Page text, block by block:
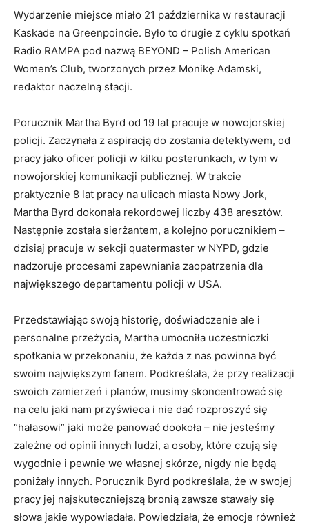
Wydarzenie miejsce miało 21 października w restauracji
Kaskade na Greenpoincie. Było to drugie z cyklu spotkań
Radio RAMPA pod nazwą BEYOND – Polish American
Women’s Club, tworzonych przez Monikę Adamski,
redaktor naczelną stacji.
Porucznik Martha Byrd od 19 lat pracuje w nowojorskiej
policji. Zaczynała z aspiracją do zostania detektywem, od
pracy jako oficer policji w kilku posterunkach, w tym w
nowojorskiej komunikacji publicznej. W trakcie
praktycznie 8 lat pracy na ulicach miasta Nowy Jork,
Martha Byrd dokonała rekordowej liczby 438 aresztów.
Następnie została sierżantem, a kolejno porucznikiem –
dzisiaj pracuje w sekcji quatermaster w NYPD, gdzie
nadzoruje procesami zapewniania zaopatrzenia dla
największego departamentu policji w USA.
Przedstawiając swoją historię, doświadczenie ale i
personalne przeżycia, Martha umocniła uczestniczki
spotkania w przekonaniu, że każda z nas powinna być
swoim największym fanem. Podkreślała, że przy realizacji
swoich zamierzeń i planów, musimy skoncentrować się
na celu jaki nam przyświeca i nie dać rozproszyć się
“hałasowi” jaki może panować dookoła – nie jesteśmy
zależne od opinii innych ludzi, a osoby, które czują się
wygodnie i pewnie we własnej skórze, nigdy nie będą
poniżały innych. Porucznik Byrd podkreślała, że w swojej
pracy jej najskuteczniejszą bronią zawsze stawały się
słowa jakie wypowiadała. Powiedziała, że emocje również